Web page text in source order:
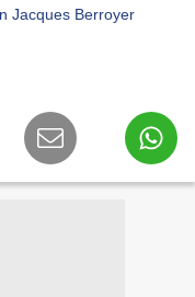
Jacques Berroyer